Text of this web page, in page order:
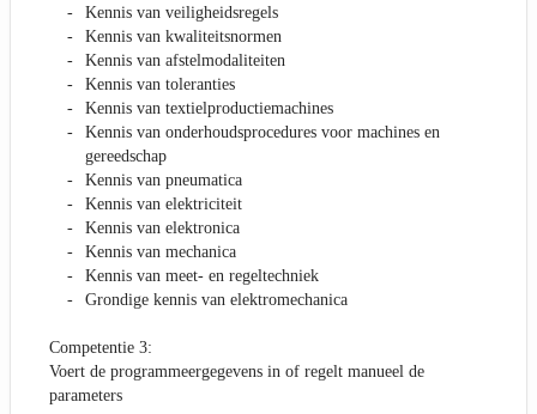
Kennis van veiligheidsregels
Kennis van kwaliteitsnormen
Kennis van afstelmodaliteiten
Kennis van toleranties
Kennis van textielproductiemachines
Kennis van onderhoudsprocedures voor machines en
gereedschap
Kennis van pneumatica
Kennis van elektriciteit
Kennis van elektronica
Kennis van mechanica
Kennis van meet- en regeltechniek
Grondige kennis van elektromechanica
Competentie 3:
Voert de programmeergegevens in of regelt manueel de
parameters